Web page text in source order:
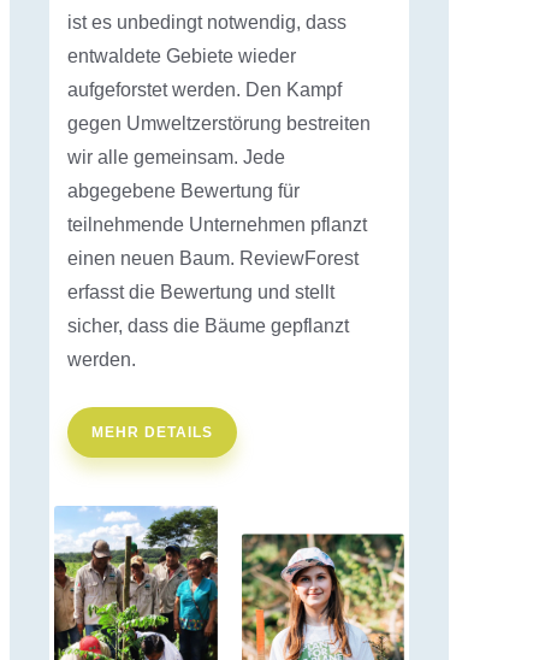
ist es unbedingt notwendig, dass
entwaldete Gebiete wieder
aufgeforstet werden. Den Kampf
gegen Umweltzerstörung bestreiten
wir alle gemeinsam. Jede
abgegebene Bewertung für
teilnehmende Unternehmen pflanzt
einen neuen Baum. ReviewForest
erfasst die Bewertung und stellt
sicher, dass die Bäume gepflanzt
werden.
MEHR DETAILS